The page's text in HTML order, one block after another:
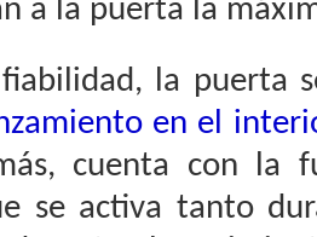
a la puerta la
la puerta
en el
cuenta con la
se activa tanto